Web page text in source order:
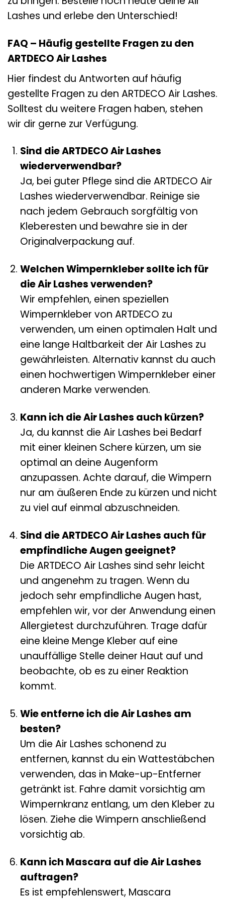
Lashes und erlebe den Unterschied!
FAQ – Häufig gestellte Fragen zu den
ARTDECO Air Lashes
Hier findest du Antworten auf häufig
gestellte Fragen zu den ARTDECO Air Lashes.
Solltest du weitere Fragen haben, stehen
wir dir gerne zur Verfügung.
Sind die ARTDECO Air Lashes
wiederverwendbar?
Ja, bei guter Pflege sind die ARTDECO Air
Lashes wiederverwendbar. Reinige sie
nach jedem Gebrauch sorgfältig von
Kleberesten und bewahre sie in der
Originalverpackung auf.
Welchen Wimpernkleber sollte ich für
die Air Lashes verwenden?
Wir empfehlen, einen speziellen
Wimpernkleber von ARTDECO zu
verwenden, um einen optimalen Halt und
eine lange Haltbarkeit der Air Lashes zu
gewährleisten. Alternativ kannst du auch
einen hochwertigen Wimpernkleber einer
anderen Marke verwenden.
Kann ich die Air Lashes auch kürzen?
Ja, du kannst die Air Lashes bei Bedarf
mit einer kleinen Schere kürzen, um sie
optimal an deine Augenform
anzupassen. Achte darauf, die Wimpern
nur am äußeren Ende zu kürzen und nicht
zu viel auf einmal abzuschneiden.
Sind die ARTDECO Air Lashes auch für
empfindliche Augen geeignet?
Die ARTDECO Air Lashes sind sehr leicht
und angenehm zu tragen. Wenn du
jedoch sehr empfindliche Augen hast,
empfehlen wir, vor der Anwendung einen
Allergietest durchzuführen. Trage dafür
eine kleine Menge Kleber auf eine
unauffällige Stelle deiner Haut auf und
beobachte, ob es zu einer Reaktion
kommt.
Wie entferne ich die Air Lashes am
besten?
Um die Air Lashes schonend zu
entfernen, kannst du ein Wattestäbchen
verwenden, das in Make-up-Entferner
getränkt ist. Fahre damit vorsichtig am
Wimpernkranz entlang, um den Kleber zu
lösen. Ziehe die Wimpern anschließend
vorsichtig ab.
Kann ich Mascara auf die Air Lashes
auftragen?
Es ist empfehlenswert, Mascara